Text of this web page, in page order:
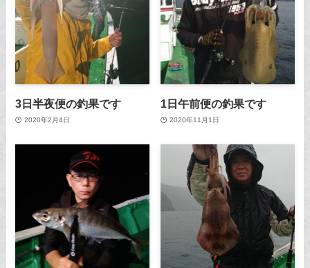
3日半夜便の釣果です
2020年2月4日
1日午前便の釣果です
2020年11月1日